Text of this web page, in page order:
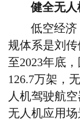
健全无
低空经
规体系是刘
至2023年底
126.7万架，
人机驾驶航
无人机应用